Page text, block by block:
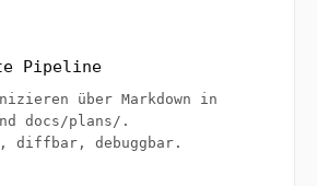
Pipeline
über Markdown in
docs/plans/ .
diffbar, debuggbar.